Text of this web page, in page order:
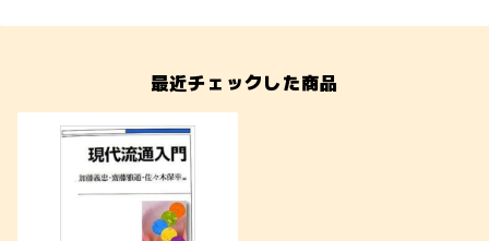
最近チェックした商品